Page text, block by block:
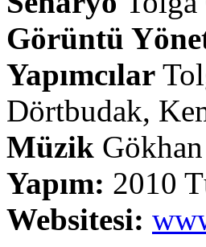
Görüntü
Yapımcılar
Dörtbudak,
Müzik
Yapım: 2010
Websitesi: